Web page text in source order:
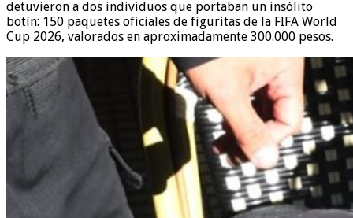
detuvieron a dos individuos que portaban un insólito
botín: 150 paquetes oficiales de figuritas de la FIFA World
Cup 2026, valorados en aproximadamente 300.000 pesos.